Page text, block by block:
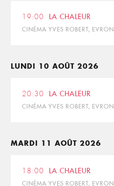
19:00 LA CHALEUR
CINÉMA YVES ROBERT, EVRON
LUNDI 10 AOÛT 2026
20:30 LA CHALEUR
CINÉMA YVES ROBERT, EVRON
MARDI 11 AOÛT 2026
18:00 LA CHALEUR
CINÉMA YVES ROBERT, EVRON